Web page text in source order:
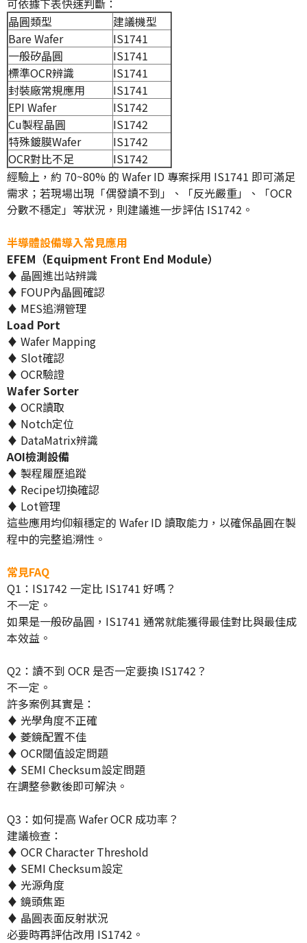
晶圓類型
建議機型
Bare Wafer
IS1741
一般矽晶圓
IS1741
標準OCR辨識
IS1741
封裝廠常規應用 IS1741
EPI Wafer
IS1742
Cu製程晶圓
IS1742
特殊鍍膜Wafer
IS1742
OCR對比不足
IS1742
經驗上，約 70~80% 的 Wafer ID 專案採用 IS1741 即可滿足
需求；若現場出現「偶發讀不到」、「反光嚴重」、「OCR
分數不穩定」等狀況，則建議進一步評估 IS1742。
半導體設備導入常見應用
EFEM（Equipment Front End Module）
♦ 晶圓進出站辨識
♦ FOUP內晶圓確認
♦ MES追溯管理
Load Port
♦ Wafer Mapping
♦ Slot確認
♦ OCR驗證
Wafer Sorter
♦ OCR讀取
♦ Notch定位
♦ DataMatrix辨識
AOI檢測設備
♦ 製程履歷追蹤
♦ Recipe切換確認
♦ Lot管理
這些應用均仰賴穩定的 Wafer ID 讀取能力，以確保晶圓在製
程中的完整追溯性。
常見FAQ
Q1：IS1742 一定比 IS1741 好嗎？
不一定。
如果是一般矽晶圓，IS1741 通常就能獲得最佳對比與最佳成
本效益。
Q2：讀不到 OCR 是否一定要換 IS1742？
不一定。
許多案例其實是：
♦ 光學角度不正確
♦ 菱鏡配置不佳
♦ OCR閾值設定問題
♦ SEMI Checksum設定問題
在調整參數後即可解決。
Q3：如何提高 Wafer OCR 成功率？
建議檢查：
♦ OCR Character Threshold
♦ SEMI Checksum設定
♦ 光源角度
♦ 鏡頭焦距
♦ 晶圓表面反射狀況
必要時再評估改用 IS1742。